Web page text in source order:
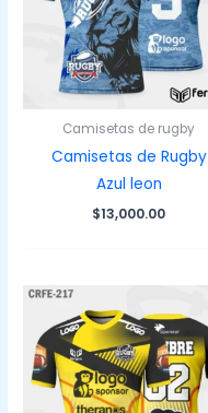
Camisetas de rugby
Camisetas de Rugby
Azul leon
$13,000.00